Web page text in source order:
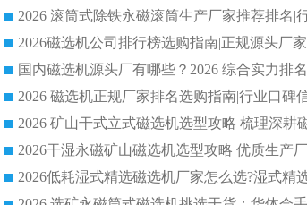
国内磁选机源头厂有哪些？2026 综合实力排